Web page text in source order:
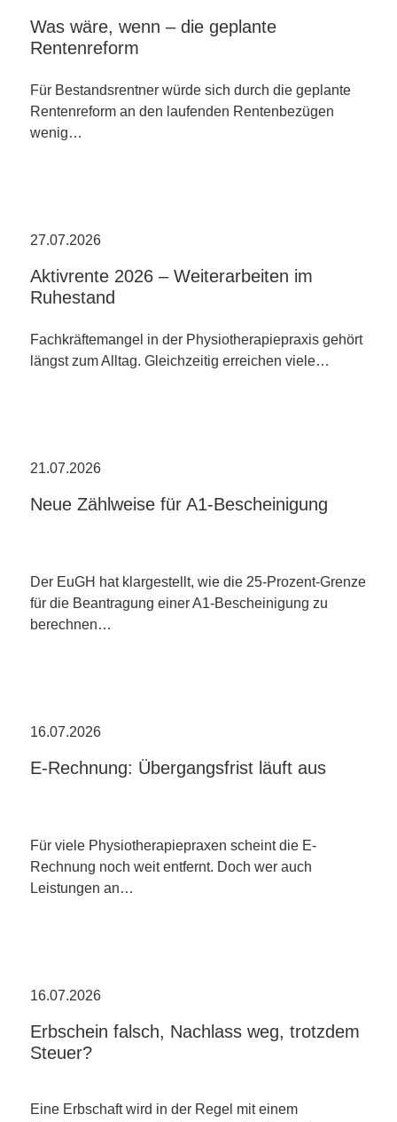
Was wäre, wenn – die geplante
Rentenreform
Für Bestandsrentner würde sich durch die geplante
Rentenreform an den laufenden Rentenbezügen
wenig…
27.07.2026
Aktivrente 2026 – Weiterarbeiten im
Ruhestand
Fachkräftemangel in der Physiotherapiepraxis gehört
längst zum Alltag. Gleichzeitig erreichen viele…
21.07.2026
Neue Zählweise für A1-Bescheinigung
Der EuGH hat klargestellt, wie die 25-Prozent-Grenze
für die Beantragung einer A1-Bescheinigung zu
berechnen…
16.07.2026
E-Rechnung: Übergangsfrist läuft aus
Für viele Physiotherapiepraxen scheint die E-
Rechnung noch weit entfernt. Doch wer auch
Leistungen an…
16.07.2026
Erbschein falsch, Nachlass weg, trotzdem
Steuer?
Eine Erbschaft wird in der Regel mit einem